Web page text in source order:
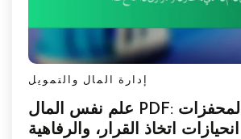
إدارة المال والتمويل
علم نفس المال PDF: فهم المحفزات
انحيازات اتخاذ القرار، والرفاهية